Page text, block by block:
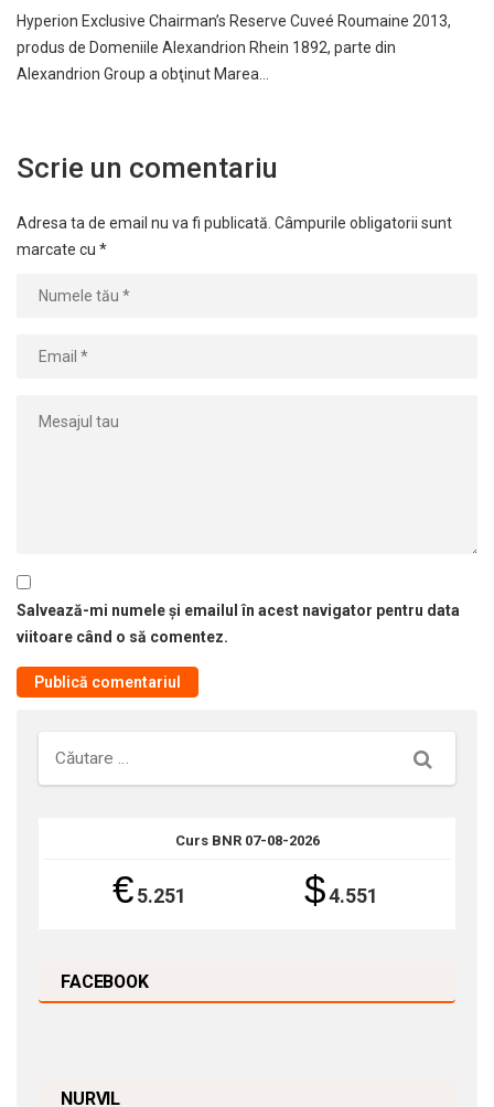
Hyperion Exclusive Chairman’s Reserve Cuveé Roumaine 2013,
produs de Domeniile Alexandrion Rhein 1892, parte din
Alexandrion Group a obţinut Marea…
Scrie un comentariu
Adresa ta de email nu va fi publicată. Câmpurile obligatorii sunt
marcate cu *
Salvează-mi numele și emailul în acest navigator pentru data
viitoare când o să comentez.
Căutare
Curs BNR 07-08-2026
€5.251 $4.551
FACEBOOK
NURVIL